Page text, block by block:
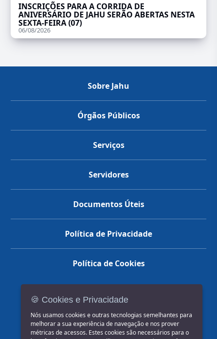
INSCRIÇÕES PARA A CORRIDA DE
ANIVERSÁRIO DE JAHU SERÃO ABERTAS NESTA
SEXTA-FEIRA (07)
06/08/2026
Sobre Jahu
Órgãos Públicos
Serviços
Servidores
Documentos Úteis
Política de Privacidade
Política de Cookies
🍪 Cookies e Privacidade
Nós usamos cookies e outras tecnologias semelhantes para
melhorar a sua experiência de navegação e nos prover
métricas de acessos. Estes cookies são necessários para o